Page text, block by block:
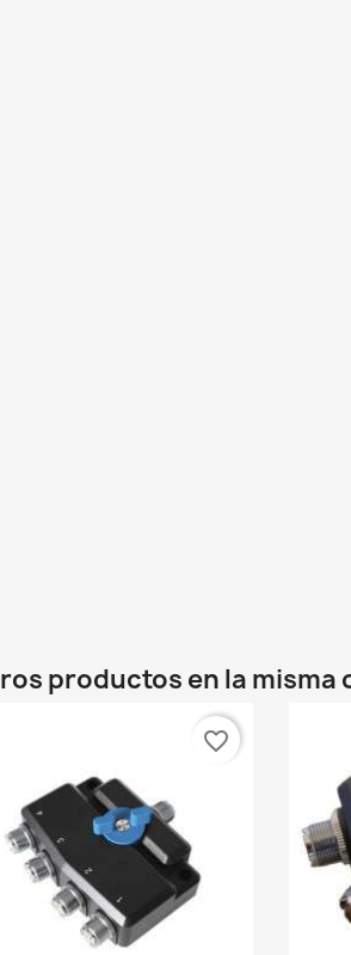
productos en la misma
favorite_border